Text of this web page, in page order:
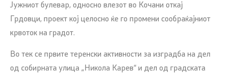
Јужниот булевар, односно влезот во Кочани откај
Грдовци, проект кој целосно ќе го промени сообраќајниот
крвоток на градот.
Во тек се првите теренски активности за изградба на дел
од собирната улица „Никола Карев“ и дел од градската